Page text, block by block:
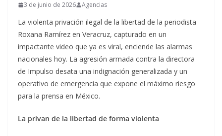
3 de junio de 2026 Agencias
La violenta privación ilegal de la libertad de la periodista
Roxana Ramírez en Veracruz, capturado en un
impactante video que ya es viral, enciende las alarmas
nacionales hoy. La agresión armada contra la directora
de Impulso desata una indignación generalizada y un
operativo de emergencia que expone el máximo riesgo
para la prensa en México.
La privan de la libertad de forma violenta